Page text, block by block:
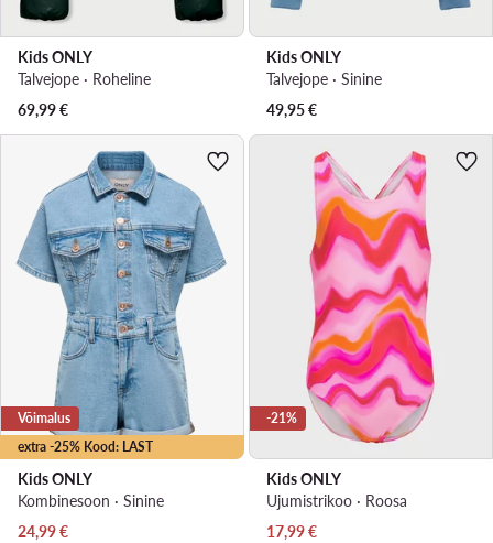
Kids ONLY
Talvejope · Roheline
69,99€
Kids ONLY
Talvejope · Sinine
49,95€
extra -25% Kood: LAST
Võimalus
Kids ONLY
Kombinesoon · Sinine
Praegune hind
24,99€
-21%
Kids ONLY
Ujumistrikoo · Roosa
Praegune hind
17,99€